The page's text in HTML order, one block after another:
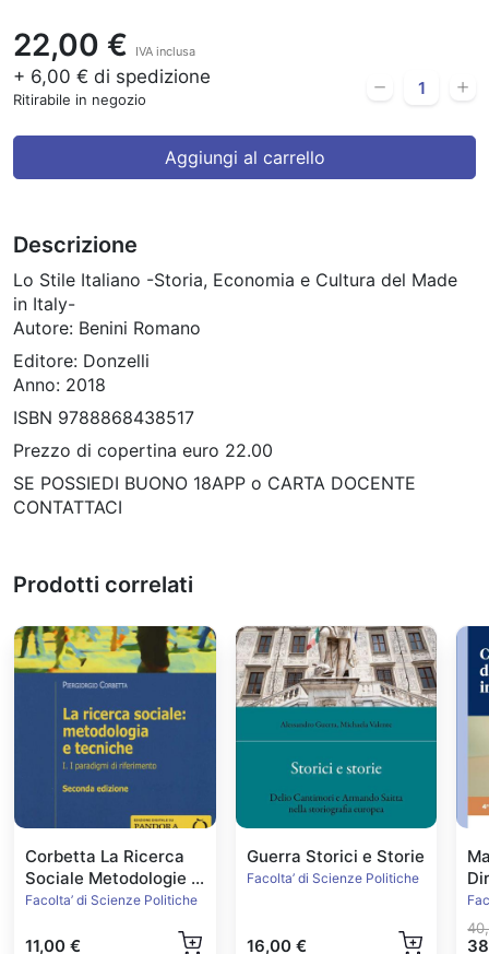
22,00 € IVA inclusa
+ 6,00 € di spedizione
Ritirabile in negozio
Aggiungi al carrello
Descrizione
Lo Stile Italiano -Storia, Economia e Cultura del Made
in Italy-
Autore: Benini Romano
Editore: Donzelli
Anno: 2018
ISBN 9788868438517
Prezzo di copertina euro 22.00
SE POSSIEDI BUONO 18APP o CARTA DOCENTE
CONTATTACI
Prodotti correlati
Corbetta La Ricerca
Sociale Metodologie e
Tecniche vol1
Facolta’ di Scienze Politiche
11,00 €
Guerra Storici e Storie
Facolta’ di Scienze Politiche
16,00 €